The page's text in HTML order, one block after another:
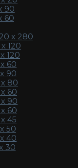
90
60
x 280
120
120
60
90
80
60
90
60
45
50
40
30